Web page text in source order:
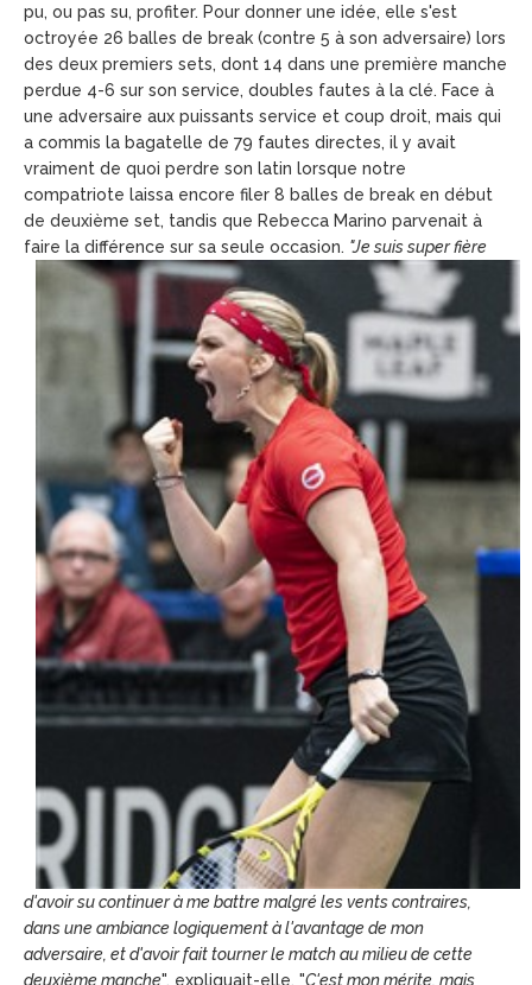
pu, ou pas su, profiter. Pour donner une idée, elle s'est
octroyée 26 balles de break (contre 5 à son adversaire) lors
des deux premiers sets, dont 14 dans une première manche
perdue 4-6 sur son service, doubles fautes à la clé. Face à
une adversaire aux puissants service et coup droit, mais qui
a commis la bagatelle de 79 fautes directes, il y avait
vraiment de quoi perdre son latin lorsque notre
compatriote laissa encore filer 8 balles de break en début
de deuxième set, tandis que Rebecca Marino parvenait à
faire la différence sur sa seule occasion. "Je suissuper fière
d'avoir su continuer à me battre malgré les vents contraires,
dans une ambiance logiquement à l'avantage de mon
adversaire, et d'avoir fait tourner le match au milieu de cette
deuxième manche", expliquait-elle. "C'est mon mérite, mais